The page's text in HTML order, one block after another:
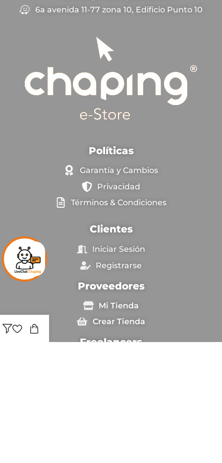
6a avenida 11-77 zona 10, Edificio Punto 10
Políticas
Garantía y Cambios
Privacidad
Términos & Condiciones
Clientes
Iniciar Sesión
Registrarse
Proveedores
Mi Tienda
Crear Tienda
Freelancers